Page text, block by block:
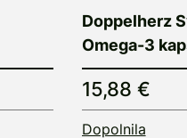
Doppelherz
Omega-3
15,88 €
Dopolnila